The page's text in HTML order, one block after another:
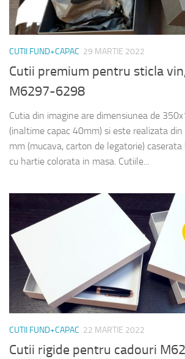
CUTII FUND+CAPAC 29 MARTIE 2022
Cutii premium pentru sticla
M6297-6298
Cutia din imagine are dimensiunea de
(inaltime capac 40mm) si este realizata
mm (mucava, carton de legatorie)
cu hartie colorata in masa. Cutiile...
CUTII FUND+CAPAC 22 MARTIE 2022
Cutii rigide pentru cadouri